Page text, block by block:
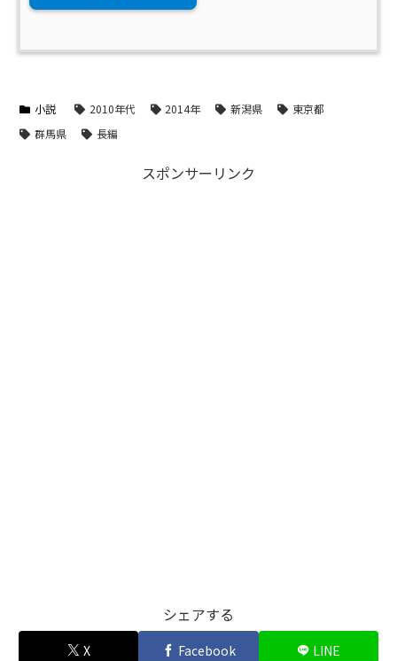
小説 2010年代 2014年 新潟県
東京都
群馬県
長編
スポンサーリンク
シェアする
X Facebook LINE